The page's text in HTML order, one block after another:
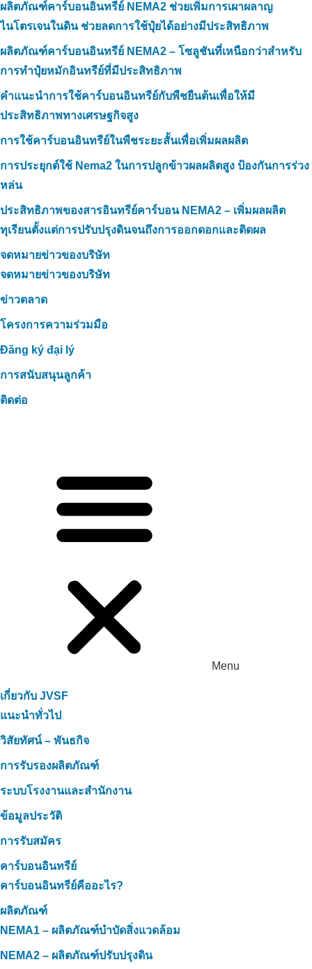
ผลิตภัณฑ์คาร์บอนอินทรีย์ NEMA2 ช่วยเพิ่มการเผาผลาญ
ไนโตรเจนในดิน ช่วยลดการใช้ปุ๋ยได้อย่างมีประสิทธิภาพ
ผลิตภัณฑ์คาร์บอนอินทรีย์ NEMA2 – โซลูชันที่เหนือกว่าสำหรับ
การทำปุ๋ยหมักอินทรีย์ที่มีประสิทธิภาพ
คำแนะนำการใช้คาร์บอนอินทรีย์กับพืชยืนต้นเพื่อให้มี
ประสิทธิภาพทางเศรษฐกิจสูง
การใช้คาร์บอนอินทรีย์ในพืชระยะสั้นเพื่อเพิ่มผลผลิต
การประยุกต์ใช้ Nema2 ในการปลูกข้าวผลผลิตสูง ป้องกันการร่วง
หล่น
ประสิทธิภาพของสารอินทรีย์คาร์บอน NEMA2 – เพิ่มผลผลิต
ทุเรียนตั้งแต่การปรับปรุงดินจนถึงการออกดอกและติดผล
จดหมายข่าวของบริษัท
จดหมายข่าวของบริษัท
ข่าวตลาด
โครงการความร่วมมือ
Đăng ký đại lý
การสนับสนุนลูกค้า
ติดต่อ
Menu
เกี่ยวกับ JVSF
แนะนำทั่วไป
วิสัยทัศน์ – พันธกิจ
การรับรองผลิตภัณฑ์
ระบบโรงงานและสำนักงาน
ข้อมูลประวัติ
การรับสมัคร
คาร์บอนอินทรีย์
คาร์บอนอินทรีย์คืออะไร?
ผลิตภัณฑ์
NEMA1 – ผลิตภัณฑ์บำบัดสิ่งแวดล้อม
NEMA2 – ผลิตภัณฑ์ปรับปรุงดิน